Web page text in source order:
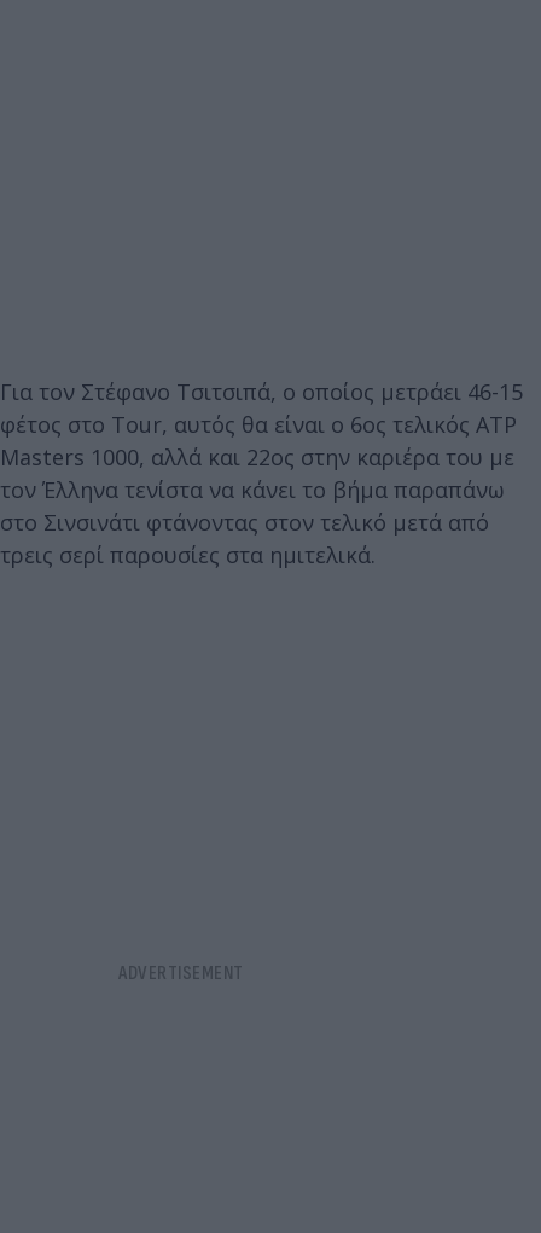
Για τον Στέφανο Τσιτσιπά, ο οποίος μετράει 46-15
φέτος στο Tour, αυτός θα είναι ο 6ος τελικός ATP
Masters 1000, αλλά και 22ος στην καριέρα του με
τον Έλληνα τενίστα να κάνει το βήμα παραπάνω
στο Σινσινάτι φτάνοντας στον τελικό μετά από
τρεις σερί παρουσίες στα ημιτελικά.